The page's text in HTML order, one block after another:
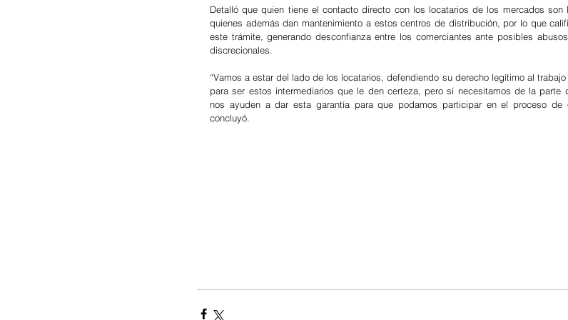
Detalló que quien tiene el contacto directo con los locatarios de los mercados
quienes además dan mantenimiento a estos centros de distribución, por lo que
este trámite, generando desconfianza entre los comerciantes ante posibles
discrecionales.
“Vamos a estar del lado de los locatarios, defendiendo su derecho legítimo al
para ser estos intermediarios que le den certeza, pero sí necesitamos de la
nos ayuden a dar esta garantía para que podamos participar en el proceso de
concluyó.